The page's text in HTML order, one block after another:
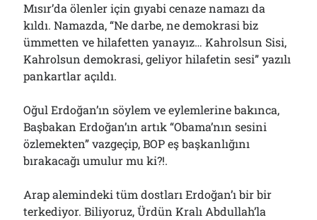
Mısır’da ölenler için gıyabi cenaze namazı da
kıldı. Namazda, “Ne darbe, ne demokrasi biz
ümmetten ve hilafetten yanayız… Kahrolsun Sisi,
Kahrolsun demokrasi, geliyor hilafetin sesi” yazılı
pankartlar açıldı.
Oğul Erdoğan’ın söylem ve eylemlerine bakınca,
Başbakan Erdoğan’ın artık “Obama’nın sesini
özlemekten” vazgeçip, BOP eş başkanlığını
bırakacağı umulur mu ki?!.
Arap alemindeki tüm dostları Erdoğan’ı bir bir
terkediyor. Biliyoruz, Ürdün Kralı Abdullah’la